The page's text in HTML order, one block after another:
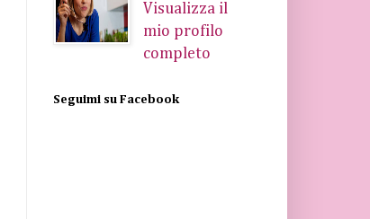
Visualizza il
mio profilo
completo
Seguimi su Facebook